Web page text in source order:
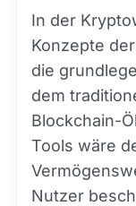
In der
Konzepte
die
dem
Blockchain-
Tools wäre
Nutzer